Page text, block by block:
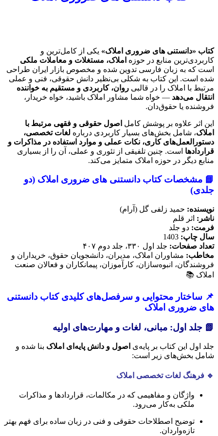
کتاب «دانستنی های ضروری املاک» یکی از کامل‌ترین و
کاربردی‌ترین منابع در حوزه املاک، مستغلات و معاملات ملکی
است که به زبان فارسی تدوین شده و مخصوص بازار ایران طراحی
شده است. این کتاب به شکلی بی‌نظیر دانش حقوقی، فنی و عملی
مرتبط با املاک را در قالبی روان، کاربردی و مستقیم به خواننده
انتقال می‌دهد — خواه شما مشاور املاک باشید، خواه خریدار،
فروشنده یا حقوق‌دان.
این اثر علاوه بر پوشش کامل اصول حقوقی و فقهی مرتبط با
املاک، شامل بخش‌های بسیار کاربردی درباره لغات تخصصی،
دستورالعمل‌های کاری، نکات عملی و موارد استفاده در مذاکرات و
قراردادها است. چنین تلفیقی از تئوری و عملی، آن را از بسیاری
منابع دیگر در حوزه املاک متمایز می‌کند.
📘 مشخصات کتاب دانستنی های ضروری املاک (دو
جلدی)
نویسنده: حمید زلفی گل (آرام)
ناشر: اثر قلم
فرمت: دو جلد
سال چاپ:
تعداد صفحات: جلد اول ۳۳۰، جلد دوم ۴۰۷
مخاطب: مشاوران املاک، مدیران، دانشجویان حقوق، خریداران و
فروشندگان، انبوه‌سازان، کارآموزان، پیمانکاران و فعالان صنعت
املاک 📚
📌 ساختار محتوایی و سرفصل‌های کلیدیکتاب دانستنی
های ضروری املاک
📗 جلد اول: مبانی، لغات و مهارت‌های اولیه
جلد اول این کتاب بر پایه‌ی اصول و دانش پایه‌ای املاک بنا شده و
شامل بخش‌های زیر است:
🔹 فرهنگ لغات تخصصی املاک
واژگان و مفاهیمی که در مکالمات، قراردادها و مذاکرات
ملکی به‌کار می‌رود.
توضیح اصطلاحات حقوقی و فنی در زبان ساده برای فهم بهتر
تازه‌واردان.